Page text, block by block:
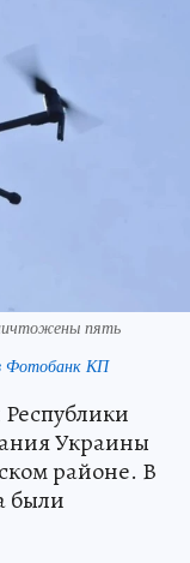
пять
Фотобанк КП
Украины
районе. В
были